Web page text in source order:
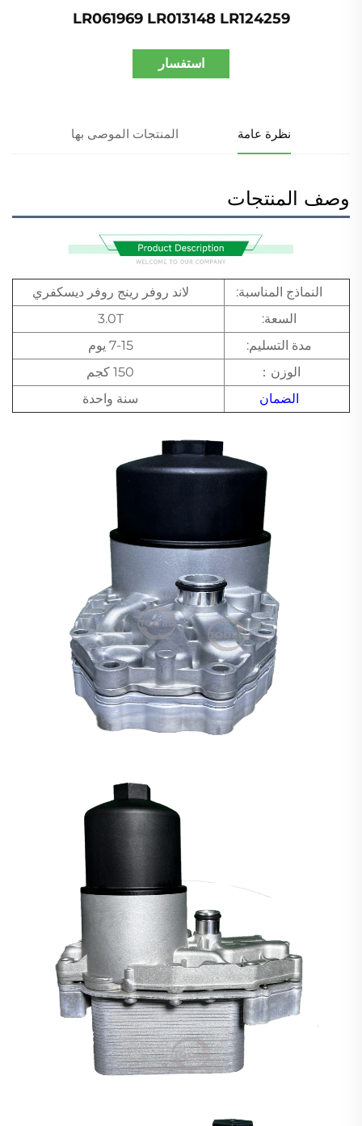
LR061969 LR013148 LR124259
استفسار
نظرة عامة المنتجات الموصى بها
وصف المنتجات
النماذج المناسبة:
لاند روفر رينج روفر ديسكفري
السعة:
3.0T
مدة التسليم:
7-15 يوم
الوزن：
150 كجم
الضمان
سنة واحدة